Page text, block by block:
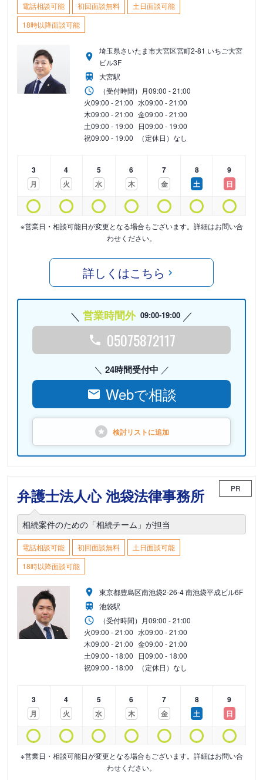
電話相談可能 初回面談無料
土日面談可能
18時以降面談可能
埼玉県さいたま市大宮区宮町2-81 いちご大宮
ビル3F
大宮駅
（受付時間） 月09:00 - 21:00
火09:00 - 21:00 水09:00 - 21:00
木09:00 - 21:00 金09:00 - 21:00
土09:00 - 19:00 日09:00 - 19:00
祝09:00 - 19:00 （定休日）なし
3
月
4
火
5
水
6
木
7
金
8
土
9
日
※営業日・相談可能日が変更となる場合もございます。詳細はお問い合
わせください。
詳しくはこちら
営業時間外 09:00-19:00
05075872117
24時間受付中
Webで相談
検討リストに追加
弁護士法人心 池袋法律事務所 PR
相続案件のための「相続チーム」が担当
電話相談可能 初回面談無料
土日面談可能
18時以降面談可能
東京都豊島区南池袋2-26-4 南池袋平成ビル6F
池袋駅
（受付時間） 月09:00 - 21:00
火09:00 - 21:00 水09:00 - 21:00
木09:00 - 21:00 金09:00 - 21:00
土09:00 - 18:00 日09:00 - 18:00
祝09:00 - 18:00 （定休日）なし
3
月
4
火
5
水
6
木
7
金
8
土
9
日
※営業日・相談可能日が変更となる場合もございます。詳細はお問い合
わせください。